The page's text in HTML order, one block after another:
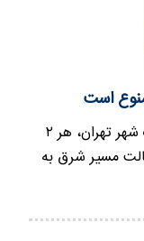
است
براساس این گزارش شرکت کنترل ترافیک شهر تهران، هر ۲
مسیر شرق به